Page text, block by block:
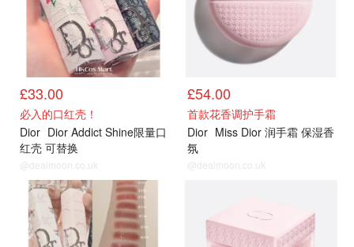
£33.00
必入的口红壳！
Dior Dior Addict Shine限量口
红壳 可替换
@dealmoon.co.uk
£54.00
首款花香调护手霜
Dior Miss Dior 润手霜 保湿香
氛
@dealmoon.co.uk
夏季限定